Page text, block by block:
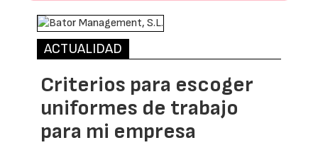
ACTUALIDAD
Criterios para escoger
uniformes de trabajo
para mi empresa